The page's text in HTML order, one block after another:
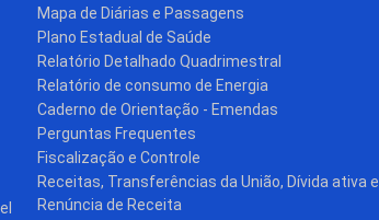
Mapa de Diárias e Passagens
Plano Estadual de Saúde
Relatório Detalhado Quadrimestral
Relatório de consumo de Energia
Caderno de Orientação - Emendas
Perguntas Frequentes
Fiscalização e Controle
Receitas, Transferências da União, Dívida ativa e
Renúncia de Receita